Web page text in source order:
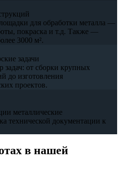
для обработки металла —
покраска и т.д. Также —
3000 м².
задачи
от сборки крупных
до изготовления
проектов.
металлические
технической документации к
в нашей